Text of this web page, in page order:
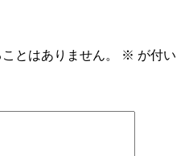
とはありません。 ※ が付い